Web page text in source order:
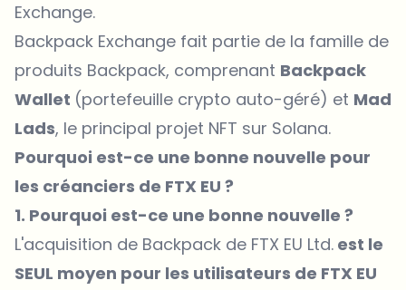
Exchange.
Backpack Exchange fait partie de la famille de
produits Backpack, comprenant Backpack
Wallet (portefeuille crypto auto-géré) et Mad
Lads, le principal projet NFT sur Solana.
Pourquoi est-ce une bonne nouvelle pour
les créanciers de FTX EU ?
1. Pourquoi est-ce une bonne nouvelle ?
L'acquisition de Backpack de FTX EU Ltd. est le
SEUL moyen pour les utilisateurs de FTX EU